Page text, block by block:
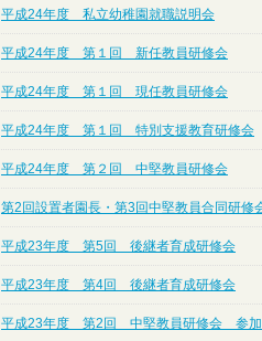
平成24年度 私立幼稚園就職説明会
平成24年度 第１回 新任教員研修会
平成24年度 第１回 現任教員研修会
平成24年度 第１回 特別支援教育研修会
平成24年度 第２回 中堅教員研修会
第2回設置者園長・第3回中堅教員合同研修
平成23年度 第5回 後継者育成研修会
平成23年度 第4回 後継者育成研修会
平成23年度 第2回 中堅教員研修会 参加